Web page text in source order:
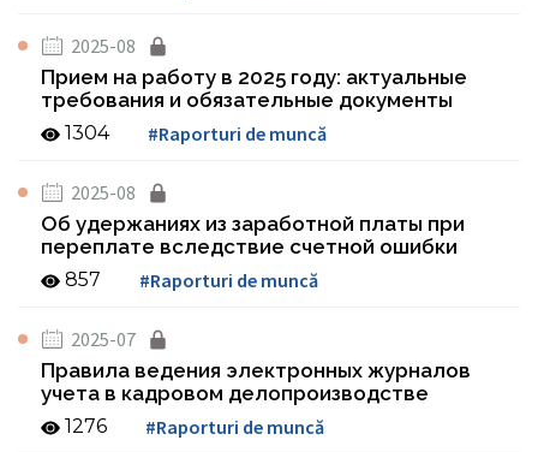
2025-08
Прием на работу в 2025 году: актуальные
требования и обязательные документы
1304 #Raporturi de muncă
2025-08
Об удержаниях из заработной платы при
переплате вследствие счетной ошибки
857 #Raporturi de muncă
2025-07
Правила ведения электронных журналов
учета в кадровом делопроизводстве
1276 #Raporturi de muncă